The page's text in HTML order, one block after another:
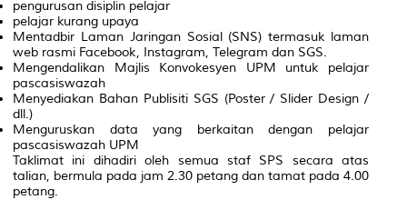
pengurusan disiplin pelajar
pelajar kurang upaya
Mentadbir Laman Jaringan Sosial (SNS) termasuk laman
web rasmi Facebook, Instagram, Telegram dan SGS.
Mengendalikan Majlis Konvokesyen UPM untuk pelajar
pascasiswazah
Menyediakan Bahan Publisiti SGS (Poster / Slider Design /
dll.)
Menguruskan data yang berkaitan dengan pelajar
pascasiswazah UPM
Taklimat ini dihadiri oleh semua staf SPS secara atas
talian, bermula pada jam 2.30 petang dan tamat pada 4.00
petang.